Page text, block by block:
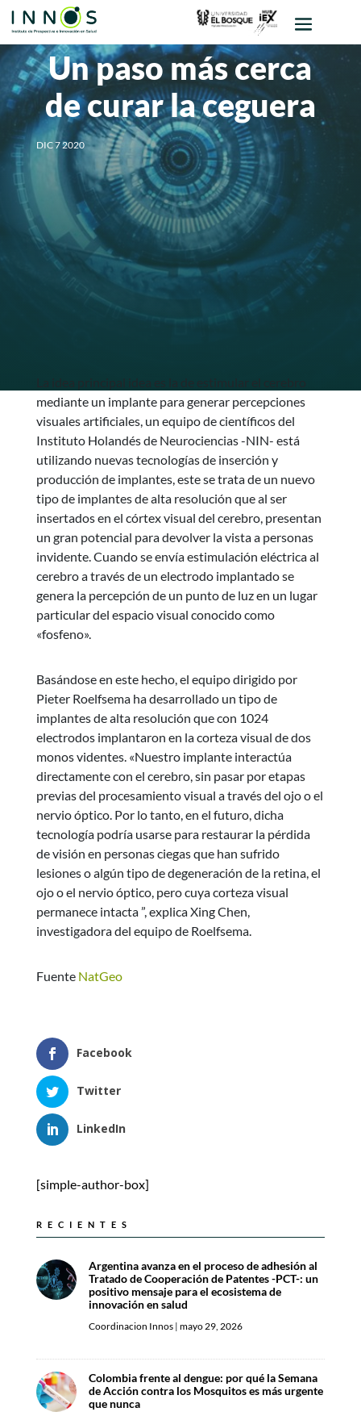
Un paso más cerca
de curar la ceguera
DIC 7 2020
mediante un implante para generar percepciones
visuales artificiales, un equipo de científicos del
Instituto Holandés de Neurociencias -NIN- está
utilizando nuevas tecnologías de inserción y
producción de implantes, este se trata de un nuevo
tipo de implantes de alta resolución que al ser
insertados en el córtex visual del cerebro, presentan
un gran potencial para devolver la vista a personas
invidente. Cuando se envía estimulación eléctrica al
cerebro a través de un electrodo implantado se
genera la percepción de un punto de luz en un lugar
particular del espacio visual conocido como
«fosfeno».
Basándose en este hecho, el equipo dirigido por
Pieter Roelfsema ha desarrollado un tipo de
implantes de alta resolución que con 1024
electrodos implantaron en la corteza visual de dos
monos videntes. «Nuestro implante interactúa
directamente con el cerebro, sin pasar por etapas
previas del procesamiento visual a través del ojo o el
nervio óptico. Por lo tanto, en el futuro, dicha
tecnología podría usarse para restaurar la pérdida
de visión en personas ciegas que han sufrido
lesiones o algún tipo de degeneración de la retina, el
ojo o el nervio óptico, pero cuya corteza visual
permanece intacta ”, explica Xing Chen,
investigadora del equipo de Roelfsema.
Fuente NatGeo
Facebook
Twitter
LinkedIn
[simple-author-box]
RECIENTES
Argentina avanza en el proceso de adhesión al
Tratado de Cooperación de Patentes -PCT-: un
positivo mensaje para el ecosistema de
innovación en salud
Coordinacion Innos| mayo 29, 2026
Colombia frente al dengue: por qué la Semana
de Acción contra los Mosquitos es más urgente
que nunca